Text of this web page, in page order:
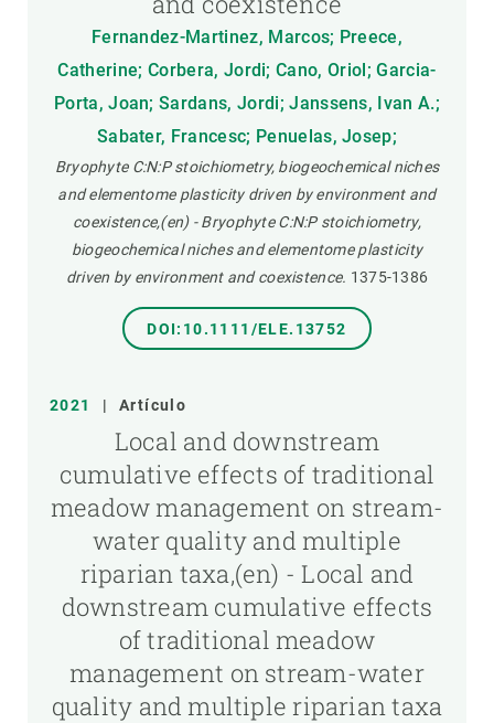
Fernandez-Martinez, Marcos; Preece,
Catherine; Corbera, Jordi; Cano, Oriol; Garcia-
Porta, Joan; Sardans, Jordi; Janssens, Ivan A.;
Sabater, Francesc; Penuelas, Josep;
Bryophyte C:N:P stoichiometry, biogeochemical niches
and elementome plasticity driven by environment and
coexistence,(en) - Bryophyte C:N:P stoichiometry,
biogeochemical niches and elementome plasticity
driven by environment and coexistence. 1375-1386
DOI:10.1111/ELE.13752
2021 | Artículo
Local and downstream
cumulative effects of traditional
meadow management on stream-
water quality and multiple
riparian taxa,(en) - Local and
downstream cumulative effects
of traditional meadow
management on stream-water
quality and multiple riparian taxa